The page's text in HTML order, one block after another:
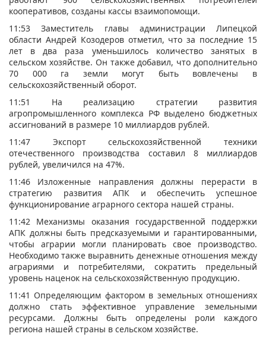
кооперативов, созданы кассы взаимопомощи.
11:53 Заместитель главы администрации Липецкой
области Андрей Козодеров отметил, что за последние 15
лет в два раза уменьшилось количество занятых в
сельском хозяйстве. Он также добавил, что дополнительно
70 000 га земли могут быть вовлечены в
сельскохозяйственный оборот.
11:51 На реализацию стратегии развития
агропромышленного комплекса РФ выделено бюджетных
ассигнований в размере 10 миллиардов рублей.
11:47 Экспорт сельскохозяйственной техники
отечественного производства составил 8 миллиардов
рублей, увеличился на 47%.
11:46 Изложенные направления должны перерасти в
стратегию развития АПК и обеспечить успешное
функционирование аграрного сектора нашей страны.
11:42 Механизмы оказания государственной поддержки
АПК должны быть предсказуемыми и гарантированными,
чтобы аграрии могли планировать свое производство.
Необходимо также выравнить денежные отношения между
аграриями и потребителями, сократить предельный
уровень наценок на сельскохозяйственную продукцию.
11:41 Определяющим фактором в земельных отношениях
должно стать эффективное управление земельными
ресурсами. Должны быть определены роли каждого
региона нашей страны в сельском хозяйстве.